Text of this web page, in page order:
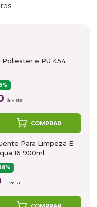
Poliester e PU 454
à vista
COMPRAR
Para Limpeza E
16 900ml
à vista
COMPRAR